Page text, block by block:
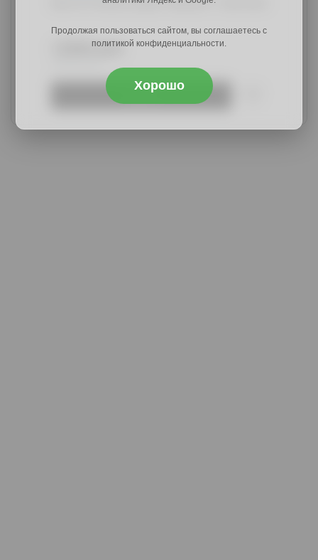
Вента-9 ясень шимо тёмный + светлый
12960 руб.
Купить
Продолжая пользоваться сайтом, вы соглашаетесь с
политикой конфиденциальности.
Хорошо